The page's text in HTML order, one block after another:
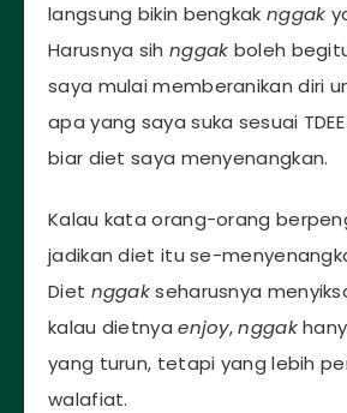
langsung bikin bengkak nggak
Harusnya sih nggak boleh
saya mulai memberanikan diri
apa yang saya suka sesuai
biar diet saya menyenangkan.
Kalau kata orang-orang
jadikan diet itu se-
Diet nggakseharusnya
kalau dietnyaenjoy,nggak
yang turun, tetapi yang lebih
walafiat.